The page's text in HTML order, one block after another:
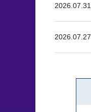
2026.07.31
2026.07.27